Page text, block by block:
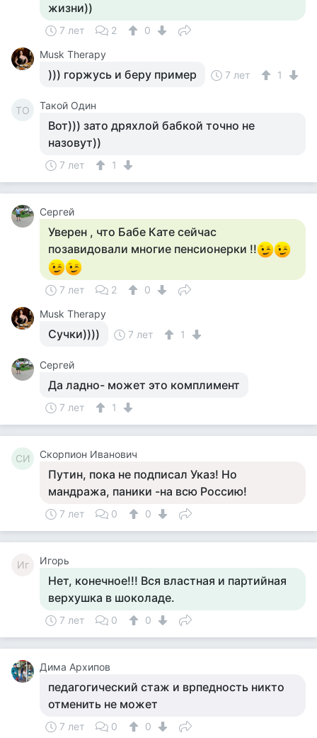
жизни))
7 лет 2
0
Musk Therapy
))) горжусь и беру пример 7 лет 1
ТО Такой Один
Вот))) зато дряхлой бабкой точно не
назовут))
7 лет 1
Сергей
Уверен , что Бабе Кате сейчас
позавидовали многие пенсионерки !!
7 лет 2
0
Musk Therapy
Сучки)))) 7 лет 1
Сергей
Да ладно- может это комплимент
7 лет 1
СИ Скорпион Иванович
Путин, пока не подписал Указ! Но
мандража, паники -на всю Россию!
7 лет 0 0
Иг Игорь
Нет, конечное!!! Вся властная и партийная
верхушка в шоколаде.
7 лет 0 0
Дима Архипов
педагогический стаж и врпедность никто
отменить не может
7 лет 0 0